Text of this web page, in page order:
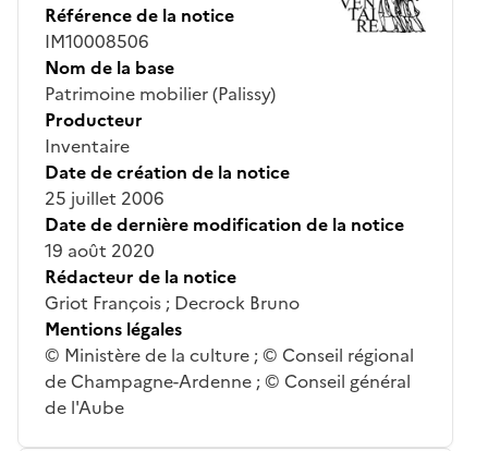
Référence de la notice
IM10008506
Nom de la base
Patrimoine mobilier (Palissy)
Producteur
Inventaire
Date de création de la notice
25 juillet 2006
Date de dernière modification de la notice
19 août 2020
Rédacteur de la notice
Griot François ; Decrock Bruno
Mentions légales
© Ministère de la culture ; © Conseil régional
de Champagne-Ardenne ; © Conseil général
de l'Aube